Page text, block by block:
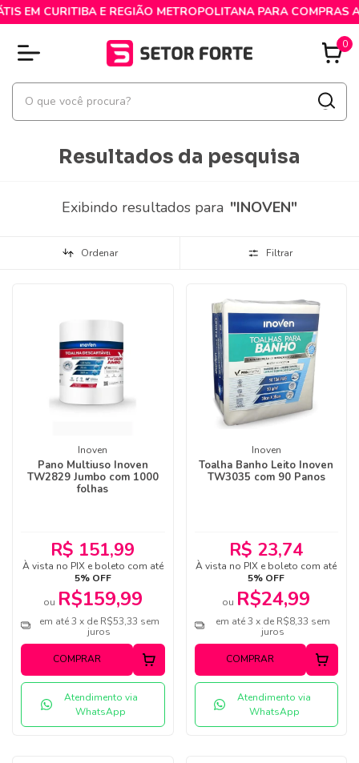
EM CURITIBA E REGIÃO METROPOLITANA PARA COMPRAS
0
Resultados da pesquisa
Exibindo resultados para "INOVEN"
Ordenar Filtrar
Inoven
Pano Multiuso Inoven
TW2829 Jumbo com 1000
folhas
R$ 151,99
À vista no PIX e boleto com até
5% OFF
ou R$159,99
em até 3 x de R$53,33 sem
juros
COMPRAR
Atendimento via
WhatsApp
Inoven
Toalha Banho Leito Inoven
TW3035 com 90 Panos
R$ 23,74
À vista no PIX e boleto com até
5% OFF
ou R$24,99
em até 3 x de R$8,33 sem
juros
COMPRAR
Atendimento via
WhatsApp